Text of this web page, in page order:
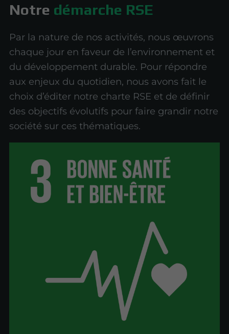
Notre démarche RSE
Par la nature de nos activités, nous œuvrons
chaque jour en faveur de l’environnement et
du développement durable. Pour répondre
aux enjeux du quotidien, nous avons fait le
choix d’éditer notre charte RSE et de définir
des objectifs évolutifs pour faire grandir notre
société sur ces thématiques.